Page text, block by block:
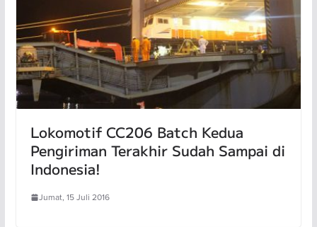
Lokomotif CC206 Batch Kedua
Pengiriman Terakhir Sudah Sampai di
Indonesia!
Jumat, 15 Juli 2016